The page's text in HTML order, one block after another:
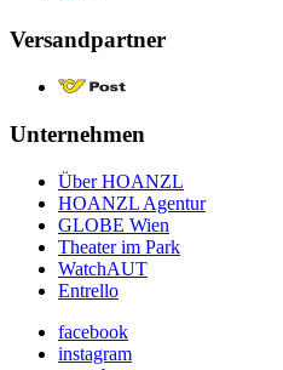
Versandpartner
Unternehmen
Über HOANZL
HOANZL Agentur
GLOBE Wien
Theater im Park
WatchAUT
Entrello
facebook
instagram